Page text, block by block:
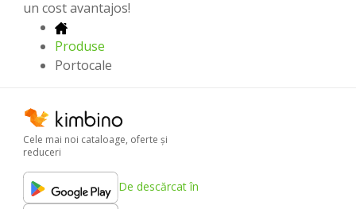
un cost avantajos!
Produse
Portocale
Cele mai noi cataloage, oferte şi
reduceri
De descărcat în